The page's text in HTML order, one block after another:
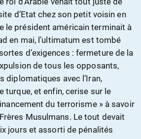
d’Etat chez son petit voisin en
le président américain terminait à
en mai, l’ultimatum est tombé
d’exigences : fermeture de la
de tous les opposants,
diplomatiques avec l’Iran,
turque, et enfin, cerise sur le
du terrorisme » à savoir
Musulmans. Le tout devait
jours et assorti de pénalités